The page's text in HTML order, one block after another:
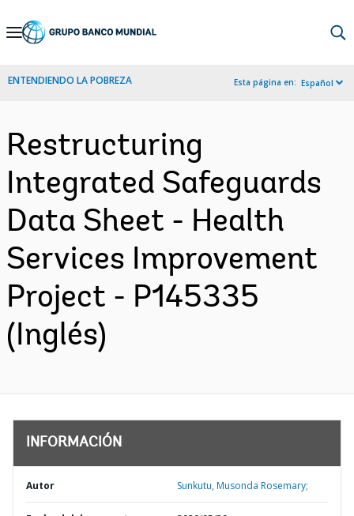
Skip
Navigation
ENTENDIENDO LA POBREZA Esta página en: Español
Restructuring
Integrated Safeguards
Data Sheet - Health
Services Improvement
Project - P145335
(Inglés)
INFORMACIÓN
Autor Sunkutu, Musonda Rosemary;